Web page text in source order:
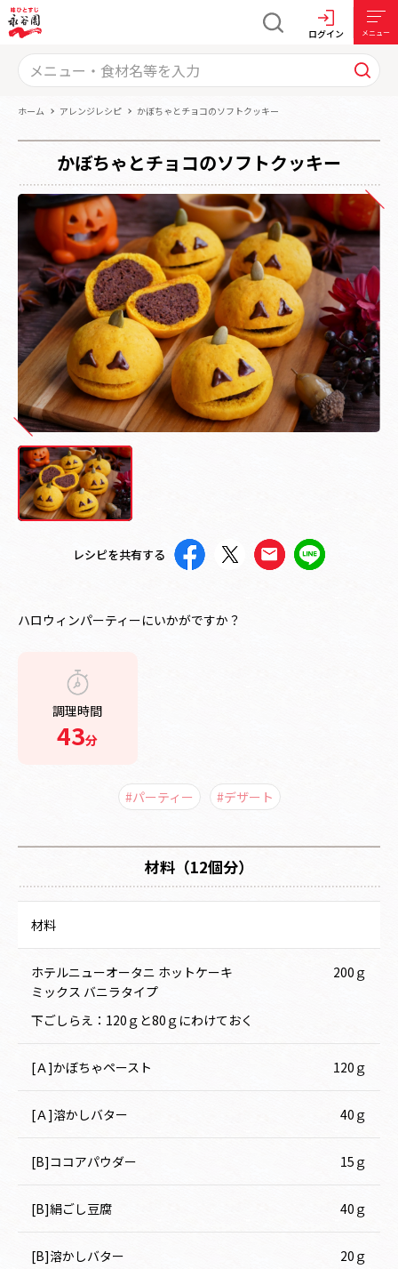
ログイン メニュー
ホーム アレンジレシピ かぼちゃとチョコのソフトクッキー
かぼちゃとチョコのソフトクッキー
レシピを共有する
ハロウィンパーティーにいかがですか？
調理時間
43分
#パーティー #デザート
材料（12個分）
材料
ホテルニューオータニ ホットケーキ
ミックス バニラタイプ
200ｇ
下ごしらえ：120ｇと80ｇにわけておく
[Ａ]かぼちゃペースト 120ｇ
[Ａ]溶かしバター 40ｇ
[B]ココアパウダー 15ｇ
[B]絹ごし豆腐 40ｇ
[B]溶かしバター 20ｇ